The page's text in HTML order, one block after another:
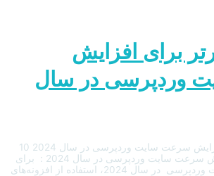
برتر برای افزایش
وردپرسی در سال
10 افزونه برتر برای افزایش سرعت سایت وردپرسی در سال 2024 10
افزونه برتر برای افزایش سرعت سایت وردپرسی در سال 2024 : برای
بهینه‌سازی سرعت سایت وردپرسی در سال 2024، استفاده از افزونه‌های